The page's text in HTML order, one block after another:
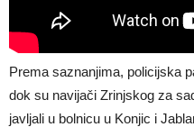
Prema saznanjima, policijska
dok su navijači Zrinjskog za
javljali u bolnicu u Konjic i